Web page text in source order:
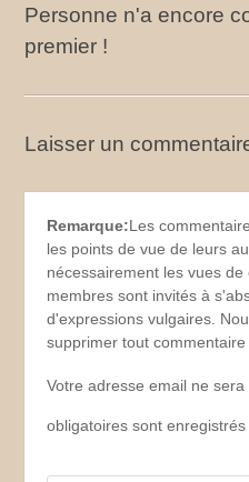
Personne n'a encore
premier !
Laisser un
Remarque:Les
les points de vue de leurs
nécessairement les vues
membres sont invités à
d'expressions vulgaires.
supprimer tout
Votre adresse email ne
obligatoires sont